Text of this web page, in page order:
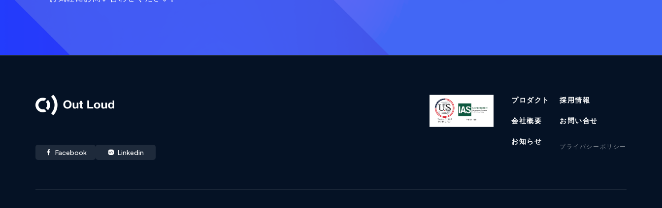
Facebook Linkedin
プロダクト
会社概要
お知らせ
採用情報
お問い合せ
プライバシーポリシー